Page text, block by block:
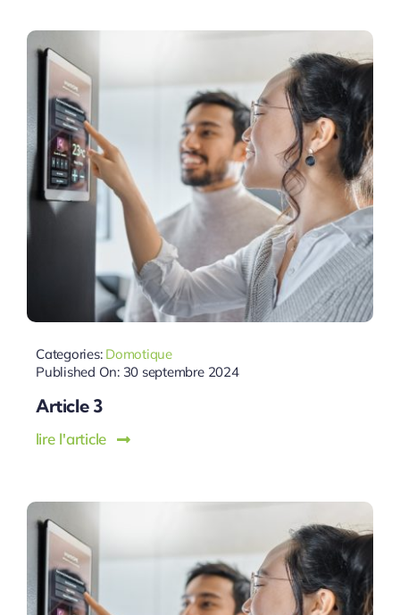
Categories: Domotique
Published On: 30 septembre 2024
Article 3
lire l'article